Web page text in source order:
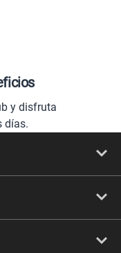
y disfruta
días.